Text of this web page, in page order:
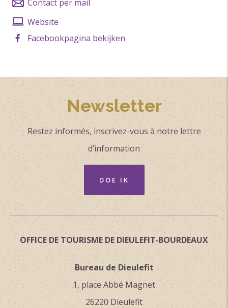
Contact per mail
Website
Facebookpagina bekijken
Newsletter
Restez informés, inscrivez-vous à notre lettre
d’information
DOE IK
OFFICE DE TOURISME DE DIEULEFIT‑BOURDEAUX
Bureau de Dieulefit
1, place Abbé Magnet
26220 Dieulefit